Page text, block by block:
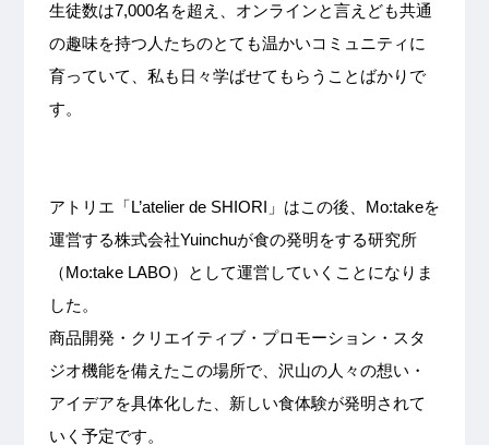
生徒数は7,000名を超え、オンラインと言えども共通
の趣味を持つ人たちのとても温かいコミュニティに
育っていて、私も日々学ばせてもらうことばかりで
す。
アトリエ「L’atelier de SHIORI」はこの後、Mo:takeを
運営する株式会社Yuinchuが食の発明をする研究所
（Mo:take LABO）として運営していくことになりま
した。
商品開発・クリエイティブ・プロモーション・スタ
ジオ機能を備えたこの場所で、沢山の人々の想い・
アイデアを具体化した、新しい食体験が発明されて
いく予定です。